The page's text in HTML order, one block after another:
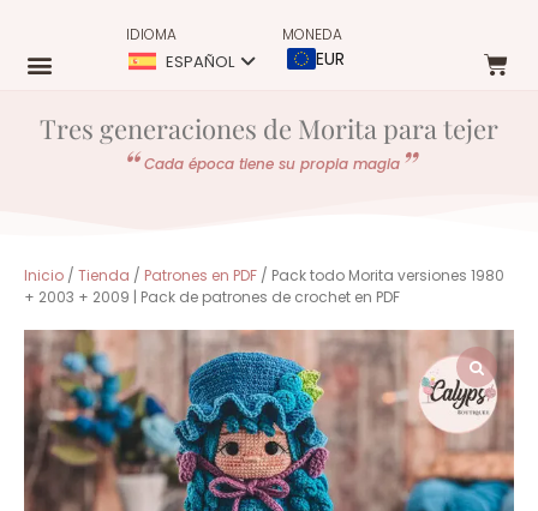
IDIOMA
ESPAÑOL
MONEDA
EUR
Tres generaciones de Morita para tejer
Cada época tiene su propia magia
Inicio / Tienda / Patrones en PDF / Pack todo Morita versiones 1980
+ 2003 + 2009 | Pack de patrones de crochet en PDF